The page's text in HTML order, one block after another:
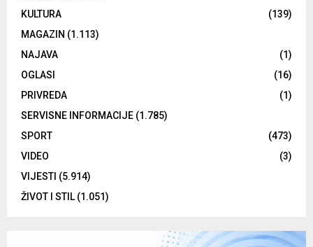
KULTURA
(139)
MAGAZIN (1.113)
NAJAVA
(1)
OGLASI
(16)
PRIVREDA
(1)
SERVISNE INFORMACIJE (1.785)
SPORT
(473)
VIDEO
(3)
VIJESTI (5.914)
ŽIVOT I STIL (1.051)